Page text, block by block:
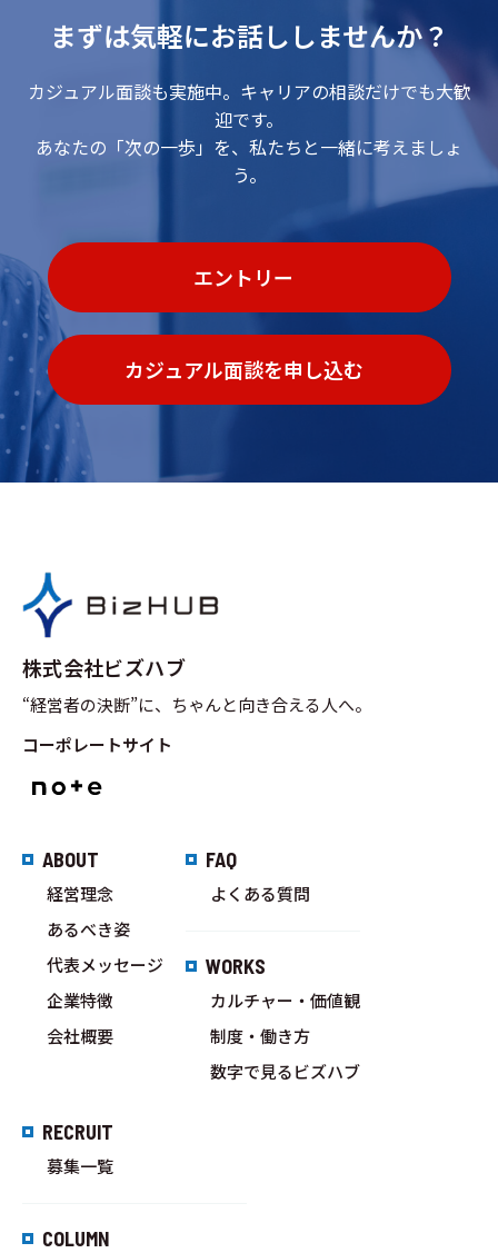
まずは気軽にお話ししませんか？
カジュアル面談も実施中。キャリアの相談だけでも大歓
迎です。
あなたの「次の一歩」を、私たちと一緒に考えましょ
う。
エントリー
カジュアル面談を申し込む
株式会社ビズハブ
“経営者の決断”に、ちゃんと向き合える人へ。
コーポレートサイト
ABOUT
経営理念
あるべき姿
代表メッセージ
企業特徴
会社概要
FAQ
よくある質問
WORKS
カルチャー・価値観
制度・働き方
数字で見るビズハブ
RECRUIT
募集一覧
COLUMN